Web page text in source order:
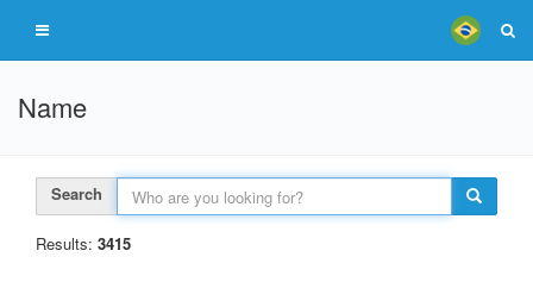
Name
Search
Results: 3415